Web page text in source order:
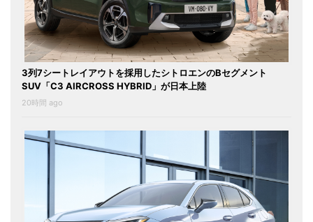
3列7シートレイアウトを採用したシトロエンのBセグメント
SUV「C3 AIRCROSS HYBRID」が日本上陸
20時間 ago